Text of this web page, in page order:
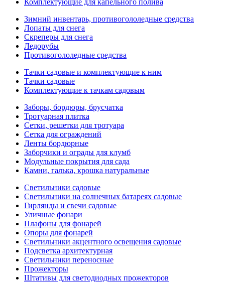
Комплектующие для капельного полива
Зимний инвентарь, противогололедные средства
Лопаты для снега
Скреперы для снега
Ледорубы
Противогололедные средства
Тачки садовые и комплектующие к ним
Тачки садовые
Комплектующие к тачкам садовым
Заборы, бордюры, брусчатка
Тротуарная плитка
Сетки, решетки для тротуара
Сетка для ограждений
Ленты бордюрные
Заборчики и ограды для клумб
Модульные покрытия для сада
Камни, галька, крошка натуральные
Светильники садовые
Светильники на солнечных батареях садовые
Гирлянды и свечи садовые
Уличные фонари
Плафоны для фонарей
Опоры для фонарей
Светильники акцентного освещения садовые
Подсветка архитектурная
Светильники переносные
Прожекторы
Штативы для светодиодных прожекторов